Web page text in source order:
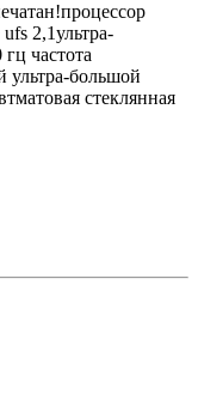
2,1ультра-
частота
большой
стеклянная